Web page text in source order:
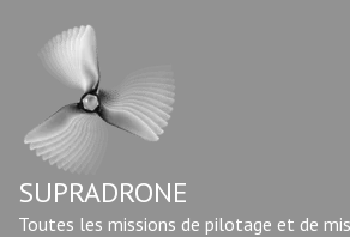
contenu
Entrée)
SUPRADRONE
Toutes les missions de pilotage et de